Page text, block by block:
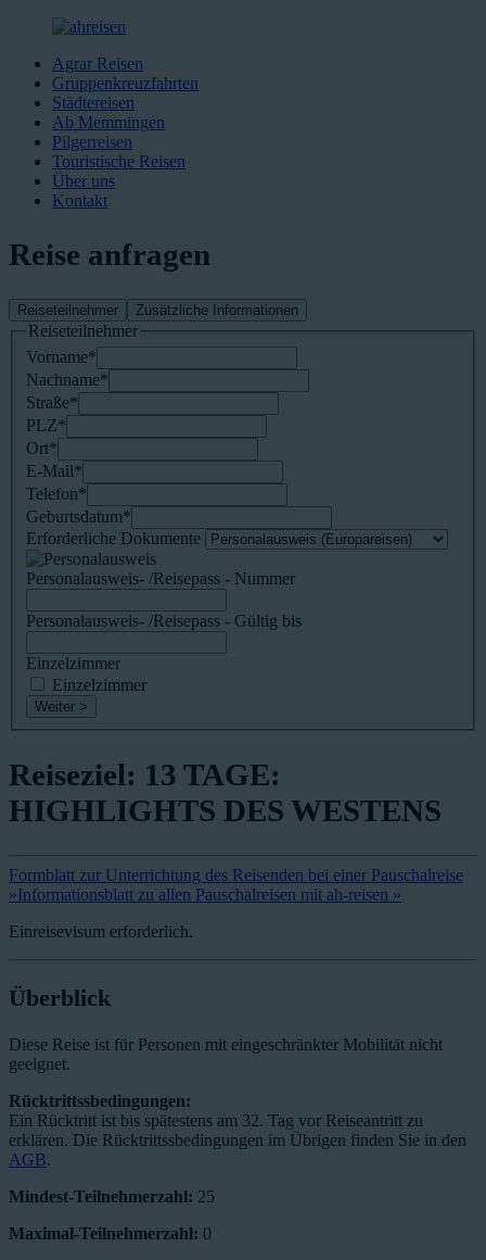
Agrar Reisen
Gruppenkreuzfahrten
Städtereisen
Ab Memmingen
Pilgerreisen
Touristische Reisen
Über uns
Kontakt
Reise anfragen
Reiseteilnehmer Zusätzliche Informationen
Reiseteilnehmer
Vorname*
Nachname*
Straße*
PLZ*
Ort*
E-Mail*
Telefon*
Geburtsdatum*
Erforderliche Dokumente
Personalausweis- /Reisepass - Nummer
Personalausweis- /Reisepass - Gültig bis
Einzelzimmer
Einzelzimmer
Weiter >
Reiseziel: 13 TAGE:
HIGHLIGHTS DES WESTENS
Formblatt zur Unterrichtung des Reisenden bei einer Pauschalreise
»Informationsblatt zu allen Pauschalreisen mit ah-reisen »
Einreisevisum erforderlich.
Überblick
Diese Reise ist für Personen mit eingeschränkter Mobilität nicht
geeignet.
Rücktrittssbedingungen:
Ein Rücktritt ist bis spätestens am 32. Tag vor Reiseantritt zu
erklären. Die Rücktrittssbedingungen im Übrigen finden Sie in den
AGB.
Mindest-Teilnehmerzahl: 25
Maximal-Teilnehmerzahl: 0